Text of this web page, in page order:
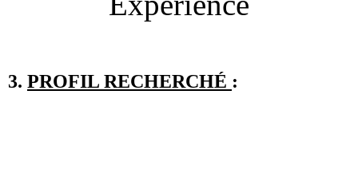
3. PROFIL RECHERCHÉ :